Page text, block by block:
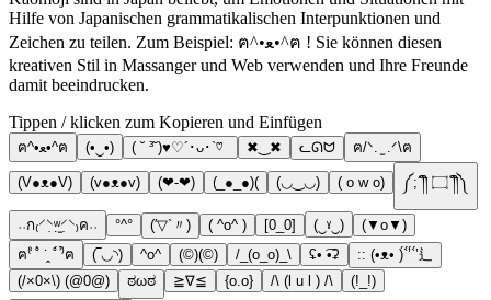
Hilfe von Japanischen grammatikalischen Interpunktionen und
Zeichen zu teilen. Zum Beispiel: ฅ^•ﻌ•^ฅ ! Sie können diesen
kreativen Stil in Massanger und Web verwenden und Ihre Freunde
damit beeindrucken.
Tippen / klicken zum Kopieren und Einfügen
ฅ^•ﻌ•^ฅ (•‿•) ( ˘ ³˘)♥︎♡´･ᴗ･`♡ ✖‿✖ ᓚᘏᗢ ฅ/ᐠ. ̫ .ᐟ\ฅ
(V●ᴥ●V) (v●ᴥ●v) (❤-❤) (_●_●)( (◡‿◡) ( o w o) ༼;´༎ຶ ۝ ༎ຶ༽
˓˓ก₍⸍⸌̣ʷ̣̫⸍̣⸌₎ค˒˒ °^° (′▽`〃) ( ^o^ ) [0_0] (‿ˠ‿)
(▼o▼)
ฅ⁽͑ ˚̀ ˙̭ ˚́ ⁾̉ฅ
(‾◡◝) ^o^ (©)(©) /_(o_o)_\ ʢ• ͡•ʡ
:: (•ᴥ• )́`́’́`́’⻍
(/×0×\) (@0@)
ಠωಠ ≧∇≦ {o.o} /\ (l u l ) /\
(!_!)